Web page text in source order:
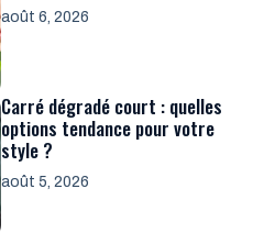
août 6, 2026
Carré dégradé court : quelles
options tendance pour votre
style ?
août 5, 2026